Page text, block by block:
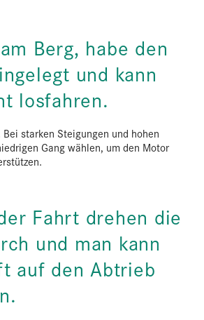
Berg, habe den
und kann
losfahren.
starken Steigungen und hohen
Gang wählen, um den Motor
Fahrt drehen die
und man kann
auf den Abtrieb